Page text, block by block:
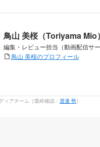
鳥山 美桜（Toriyama Mio）
編集・レビュー担当（動画配信サ
鳥山 美桜のプロフィール
アチーム［最終確認： 渡邊 勢］